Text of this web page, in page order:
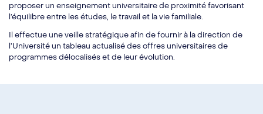
proposer un enseignement universitaire de proximité favorisant
l’équilibre entre les études, le travail et la vie familiale.
Il effectue une veille stratégique afin de fournir à la direction de
l’Université un tableau actualisé des offres universitaires de
programmes délocalisés et de leur évolution.